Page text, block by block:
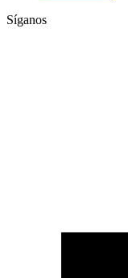
Síganos